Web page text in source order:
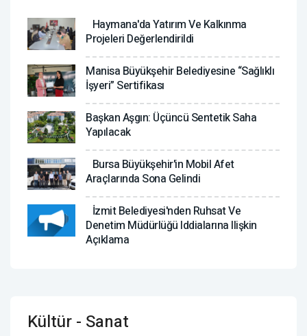
Haymana'da Yatırım Ve Kalkınma
Projeleri Değerlendirildi
Manisa Büyükşehir Belediyesine “Sağlıklı
İşyeri” Sertifikası
Başkan Aşgın: Üçüncü Sentetik Saha
Yapılacak
Bursa Büyükşehir'in Mobil Afet
Araçlarında Sona Gelindi
İzmit Belediyesi'nden Ruhsat Ve
Denetim Müdürlüğü Iddialarına Ilişkin
Açıklama
Kültür - Sanat